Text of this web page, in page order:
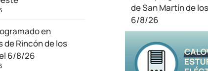
en
de Rincón de los
6/8/26
de San Martín de
6/8/26